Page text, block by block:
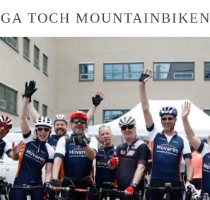
GA TOCH MOUNTAINBIKEN